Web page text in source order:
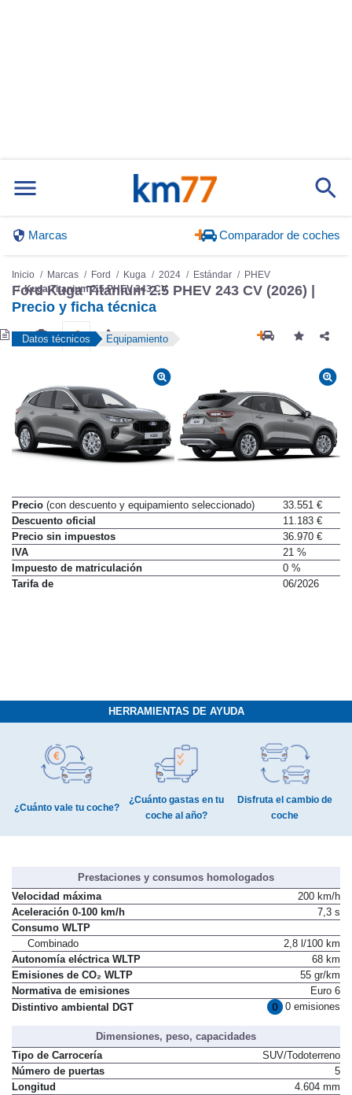
Marcas Comparador de coches
Inicio Marcas Ford Kuga 2024 Estándar
PHEV
Kuga Titanium 2.5 PHEV 243 CV
Ford Kuga Titanium 2.5 PHEV 243 CV (2026) |
Precio y ficha técnica
Datos técnicos Equipamiento
Precio (con descuento y equipamiento seleccionado)
33.551 €
Descuento oficial
11.183 €
Precio sin impuestos
36.970 €
IVA
21 %
Impuesto de matriculación
0 %
Tarifa de
06/2026
HERRAMIENTAS DE AYUDA
¿Cuánto vale tu coche?
¿Cuánto gastas en tu
coche al año?
Disfruta el cambio de
coche
Prestaciones y consumos homologados
Velocidad máxima
200 km/h
Aceleración 0-100 km/h
7,3 s
Consumo WLTP
Combinado
2,8 l/100 km
Autonomía eléctrica WLTP
68 km
Emisiones de CO₂ WLTP
55 gr/km
Normativa de emisiones
Euro 6
Distintivo ambiental DGT
0 emisiones
Dimensiones, peso, capacidades
Tipo de Carrocería
SUV/Todoterreno
Número de puertas
5
Longitud
4.604 mm